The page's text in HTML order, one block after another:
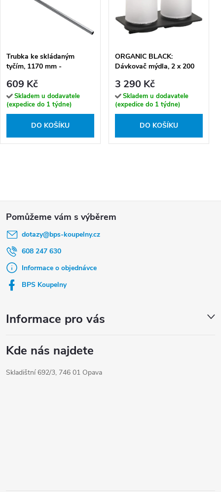
Trubka ke skládaným
tyčím, 1170 mm -
609 Kč
Skladem u dodavatele
(expedice do 1 týdne)
DO KOŠÍKU
ORGANIC BLACK:
Dávkovač mýdla, 2 x 200
167109470
3 290 Kč
Skladem u dodavatele
(expedice do 1 týdne)
DO KOŠÍKU
dotazy@bps-koupelny.cz
608 247 630
Informace o objednávce
BPS Koupelny
Informace pro vás
Kde nás najdete
Skladištní 692/3, 746 01 Opava